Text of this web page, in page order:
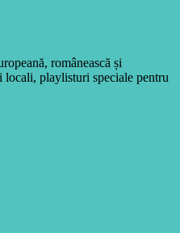
românească și
playlisturi speciale pentru